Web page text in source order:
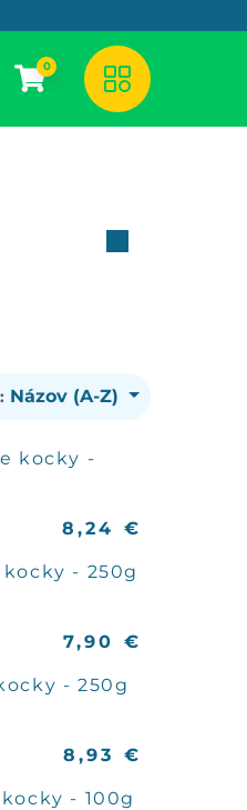
0
Názov (A-Z)
kocky -
8,24 €
- 250g
7,90 €
- 250g
8,93 €
- 100g